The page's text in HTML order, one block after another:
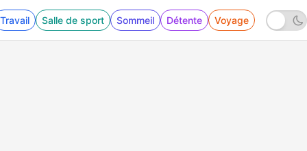
Travail Salle de sport Sommeil Détente Voyage